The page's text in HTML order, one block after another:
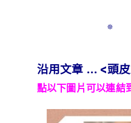
✵
沿用文章 … <頭
點以下圖片可以連